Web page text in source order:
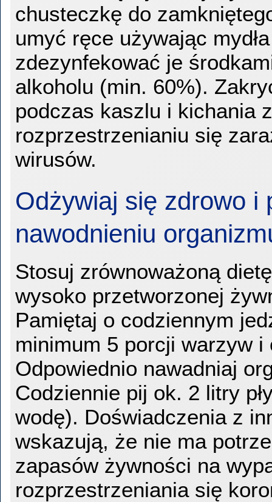
chusteczkę do
umyć ręce używając
zdezynfekować je
alkoholu (min. 60%).
podczas kaszlu i kichania
rozprzestrzenianiu się
wirusów.
Odżywiaj się zdrowo i
nawodnieniu
Stosuj zrównoważoną
wysoko przetworzonej
Pamiętaj o codziennym
minimum 5 porcji warzyw i
Odpowiednio nawadniaj
Codziennie pij ok. 2 litry
wodę). Doświadczenia z
wskazują, że nie ma
zapasów żywności na
rozprzestrzeniania się